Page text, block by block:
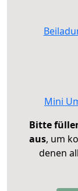
Mini
Bitte
aus, um
denen